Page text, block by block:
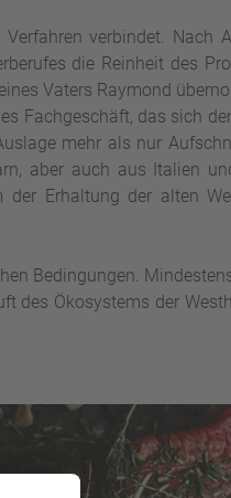
verbindet. Nach
die Reinheit des
Vaters Raymond
Fachgeschäft, das sich
mehr als nur
aber auch aus Italien
Erhaltung der alten
Bedingungen.
des Ökosystems der